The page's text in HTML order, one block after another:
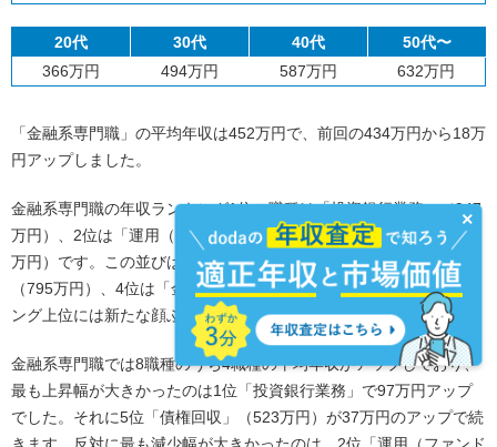
20代 30代 40代
50代〜
366万円
494万円 587万円 632万円
「金融系専門職」の平均年収は452万円で、前回の434万円から18万
円アップしました。
金融系専門職の年収ランキング1位の職種は「投資銀行業務」（947
万円）、2位は「運用（ファンドマネジャー／ディーラー）」（810
万円）です。この並びは前回と同じですが、3位は「アナリスト」
（795万円）、4位は「金融商品開発」（719万円）と今回のランキ
ング上位には新たな顔ぶれが並びます。
金融系専門職では8職種のうち4職種の平均年収がアップしており、
最も上昇幅が大きかったのは1位「投資銀行業務」で97万円アップ
でした。それに5位「債権回収」（523万円）が37万円のアップで続
×